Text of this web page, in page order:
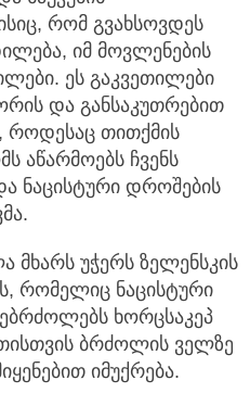
რომ გვახსოვდეს
იმ მოვლენების
ეს გაკვეთილები
და განსაკუთრებით
როდესაც თითქმის
აწარმოებს ჩვენს
ნაცისტური დროშების
მხარს უჭერს ზელენსკის
რომელიც ნაცისტური
ხორცსაკეპ
ბრძოლის ველზე
იმუქრება.